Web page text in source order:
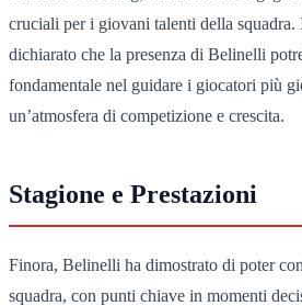
cruciali per i giovani talenti della squadra.
dichiarato che la presenza di Belinelli
fondamentale nel guidare i giocatori più
un’atmosfera di competizione e crescita.
Stagione e Prestazioni
Finora, Belinelli ha dimostrato di poter
squadra, con punti chiave in momenti